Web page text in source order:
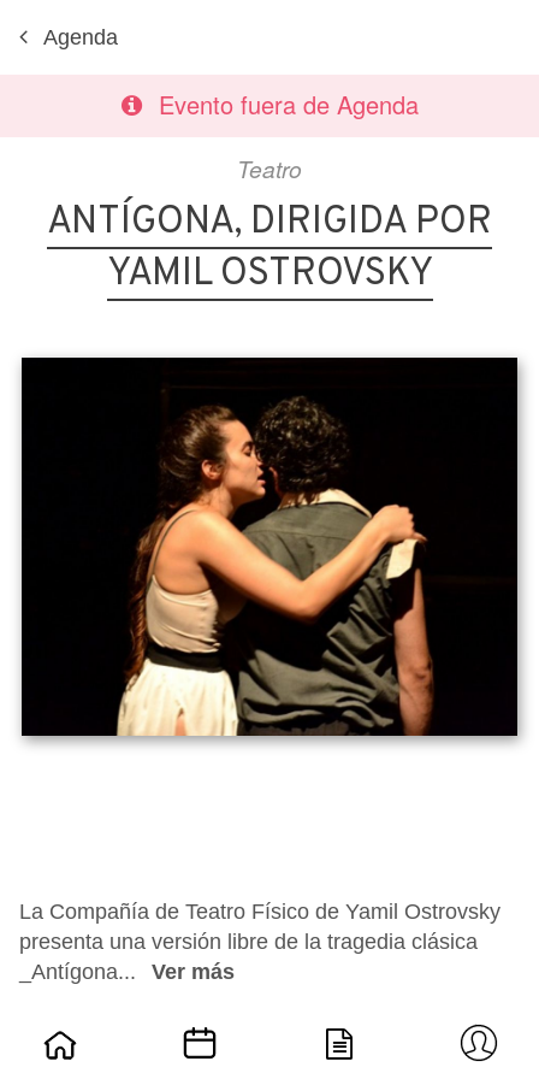
Agenda
Evento fuera de Agenda
Teatro
ANTÍGONA, DIRIGIDA POR
YAMIL OSTROVSKY
La Compañía de Teatro Físico de Yamil Ostrovsky
presenta una versión libre de la tragedia clásica
_Antígona...
Ver más